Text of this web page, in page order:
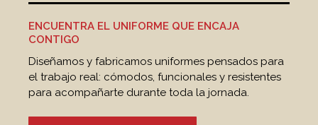
ENCUENTRA EL UNIFORME QUE ENCAJA
CONTIGO
Diseñamos y fabricamos uniformes pensados para
el trabajo real: cómodos, funcionales y resistentes
para acompañarte durante toda la jornada.